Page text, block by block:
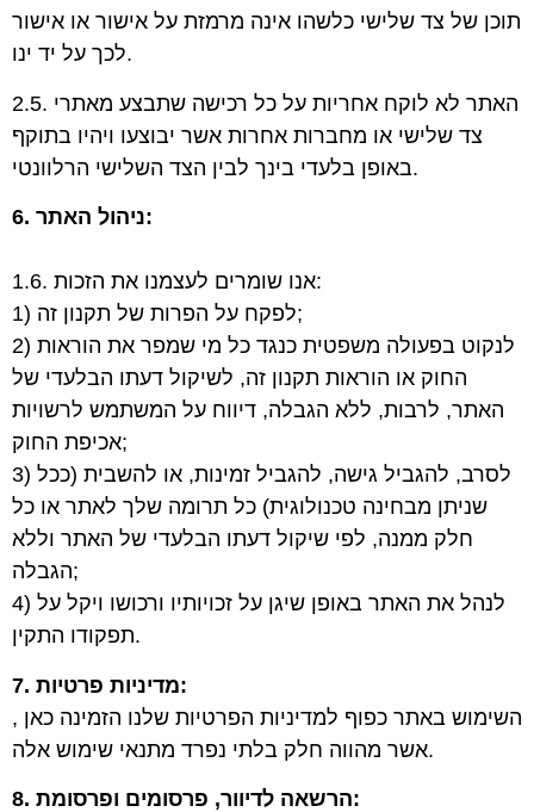
תוכן של צד שלישי כלשהו אינה מרמזת על אישור או אישור
לכך על יד ינו.
2.5. האתר לא לוקח אחריות על כל רכישה שתבצע מאתרי
צד שלישי או מחברות אחרות אשר יבוצעו ויהיו בתוקף
באופן בלעדי בינך לבין הצד השלישי הרלוונטי.
6. ניהול האתר:
1.6. אנו שומרים לעצמנו את הזכות:
1) לפקח על הפרות של תקנון זה;
2) לנקוט בפעולה משפטית כנגד כל מי שמפר את הוראות
החוק או הוראות תקנון זה, לשיקול דעתו הבלעדי של
האתר, לרבות, ללא הגבלה, דיווח על המשתמש לרשויות
אכיפת החוק;
3) לסרב, להגביל גישה, להגביל זמינות, או להשבית (ככל
שניתן מבחינה טכנולוגית) כל תרומה שלך לאתר או כל
חלק ממנה, לפי שיקול דעתו הבלעדי של האתר וללא
הגבלה;
4) לנהל את האתר באופן שיגן על זכויותיו ורכושו ויקל על
תפקודו התקין.
7. מדיניות פרטיות:
השימוש באתר כפוף למדיניות הפרטיות שלנו הזמינה כאן ,
אשר מהווה חלק בלתי נפרד מתנאי שימוש אלה.
8. הרשאה לדיוור, פרסומים ופרסומת: